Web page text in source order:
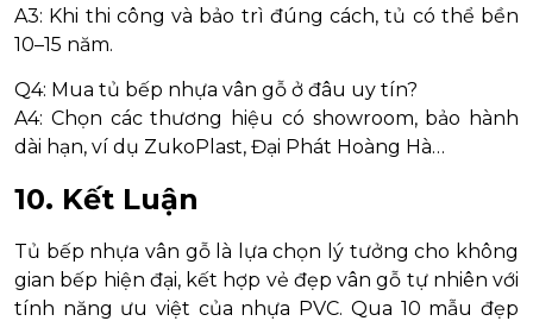
A3: Khi thi công và bảo trì đúng cách, tủ có thể bền
10–15 năm.
Q4: Mua tủ bếp nhựa vân gỗ ở đâu uy tín?
A4: Chọn các thương hiệu có showroom, bảo hành
dài hạn, ví dụ ZukoPlast, Đại Phát Hoàng Hà…
10. Kết Luận
Tủ bếp nhựa vân gỗ là lựa chọn lý tưởng cho không
gian bếp hiện đại, kết hợp vẻ đẹp vân gỗ tự nhiên với
tính năng ưu việt của nhựa PVC. Qua 10 mẫu đẹp